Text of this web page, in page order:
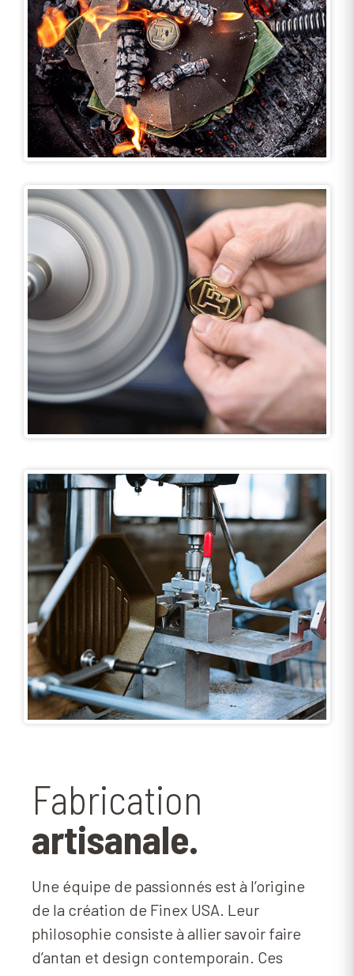
Fabrication
artisanale.
Une équipe de passionnés est à l’origine
de la création de Finex USA. Leur
philosophie consiste à allier savoir faire
d’antan et design contemporain. Ces